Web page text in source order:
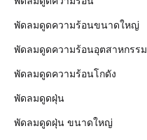
พัดลมดูดความร้อนขนาดใหญ่
พัดลมดูดความร้อนอุตสาหกรรม
พัดลมดูดความร้อนโกดัง
พัดลมดูดฝุ่น
พัดลมดูดฝุ่น ขนาดใหญ่